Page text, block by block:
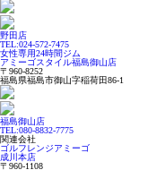
野田店
TEL:024-572-7475
女性専用24時間ジム
アミーゴスタイル福島御山店
〒960-8252
福島県福島市御山字稲荷田86-1
福島御山店
TEL:080-8832-7775
関連会社
ゴルフレンジアミーゴ
成川本店
〒960-1108